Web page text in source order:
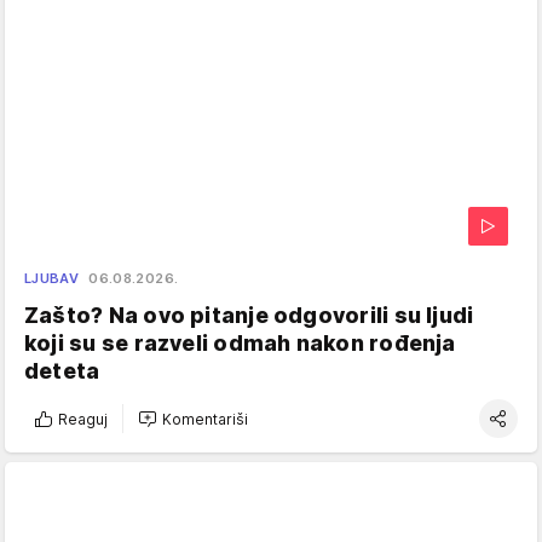
LJUBAV 06.08.2026.
Zašto? Na ovo pitanje odgovorili su ljudi
koji su se razveli odmah nakon rođenja
deteta
Reaguj Komentariši